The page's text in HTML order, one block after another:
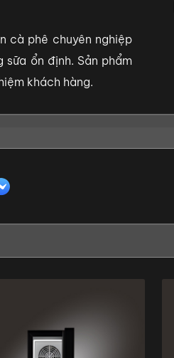
cà phê chuyên nghiệp
ổn định. Sản phẩm
khách hàng.